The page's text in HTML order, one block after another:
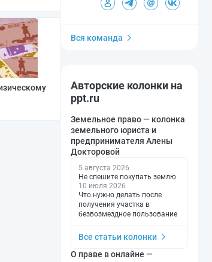
Вся команда
Авторские колонки на
ppt.ru
Земельное право — колонка
земельного юриста и
предпринимателя Алены
Докторовой
5 августа 2026
Не спешите покупать землю
10 июля 2026
Что нужно делать после
получения участка в
безвозмездное пользование
Все статьи колонки
О праве в онлайне —